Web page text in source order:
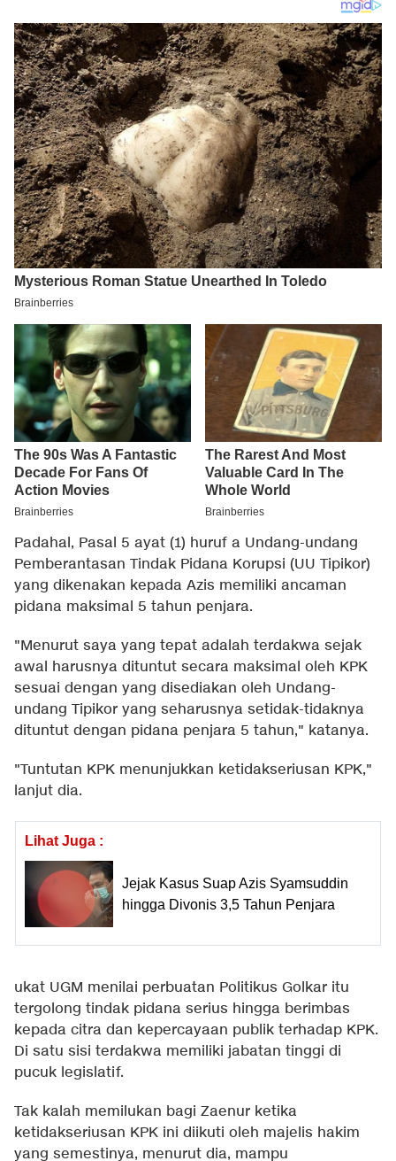
Padahal, Pasal 5 ayat (1) huruf a Undang-undang
Pemberantasan Tindak Pidana Korupsi (UU Tipikor)
yang dikenakan kepada Azis memiliki ancaman
pidana maksimal 5 tahun penjara.
"Menurut saya yang tepat adalah terdakwa sejak
awal harusnya dituntut secara maksimal oleh KPK
sesuai dengan yang disediakan oleh Undang-
undang Tipikor yang seharusnya setidak-tidaknya
dituntut dengan pidana penjara 5 tahun," katanya.
"Tuntutan KPK menunjukkan ketidakseriusan KPK,"
lanjut dia.
Lihat Juga :
Jejak Kasus Suap Azis Syamsuddin
hingga Divonis 3,5 Tahun Penjara
ukat UGM menilai perbuatan Politikus Golkar itu
tergolong tindak pidana serius hingga berimbas
kepada citra dan kepercayaan publik terhadap KPK.
Di satu sisi terdakwa memiliki jabatan tinggi di
pucuk legislatif.
Tak kalah memilukan bagi Zaenur ketika
ketidakseriusan KPK ini diikuti oleh majelis hakim
yang semestinya, menurut dia, mampu